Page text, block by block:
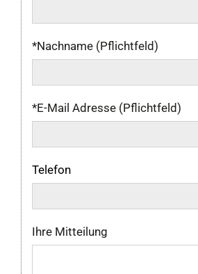
*Nachname (Pflichtfeld)
*E-Mail Adresse (Pflichtfeld)
Telefon
Ihre Mitteilung